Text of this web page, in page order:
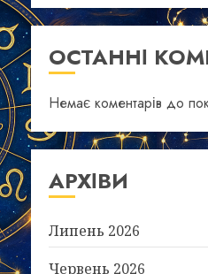
ОСТАННІ
Немає коментарів до
АРХІВИ
Липень 2026
Червень 2026